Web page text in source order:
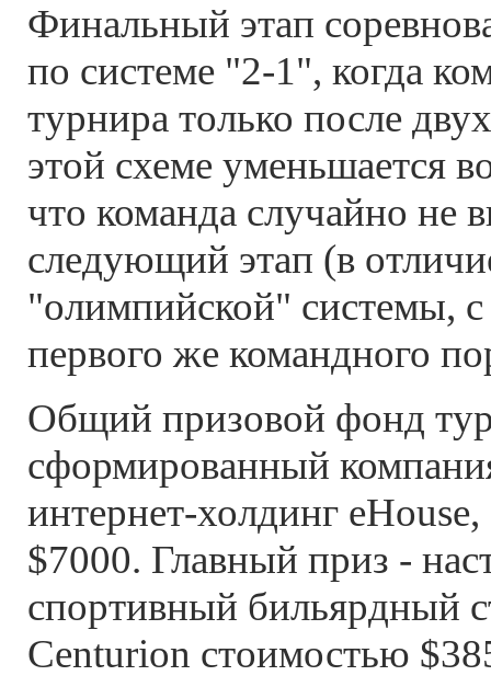
Финальный этап
по системе "2-1", когда
турнира только после
этой схеме уменьшается
что команда случайно не
следующий этап (в
"олимпийской" системы,
первого же командного
Общий призовой фонд
сформированный
интернет-холдинг eHouse,
$7000. Главный приз -
спортивный бильярдный
Centurion стоимостью